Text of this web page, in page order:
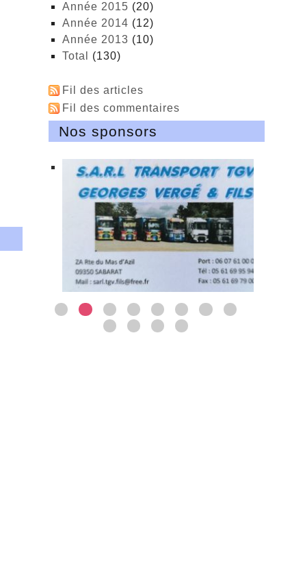
année 2015 (20)
année 2014 (12)
année 2013 (10)
total (130)
Fil des articles
Fil des commentaires
Nos sponsors